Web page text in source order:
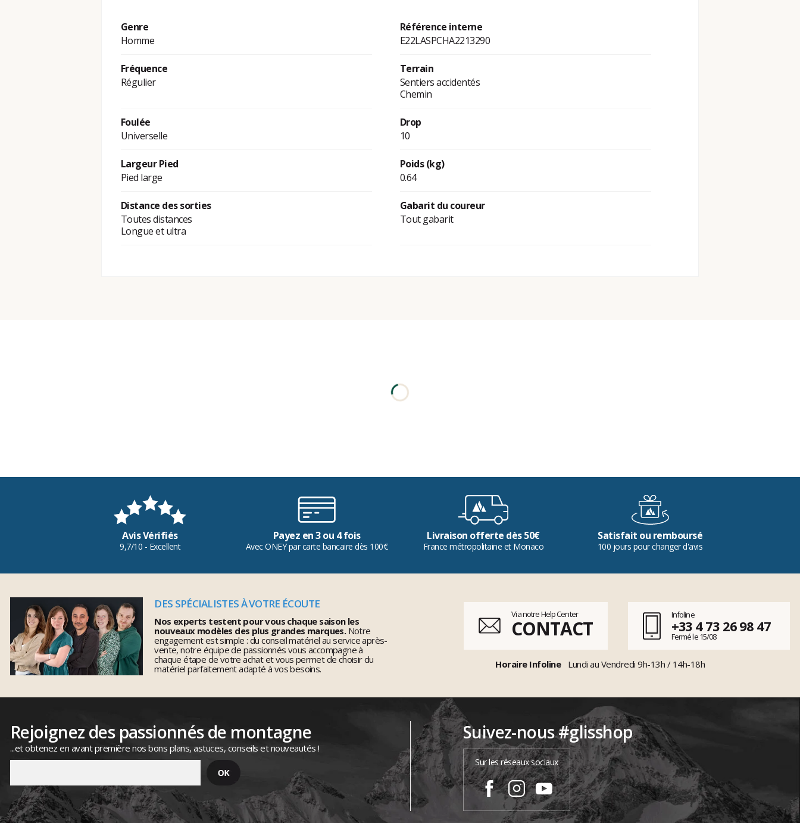
Genre
Homme
Référence interne
E22LASPCHA2213290
Fréquence
Régulier
Terrain
Sentiers accidentés
Chemin
Foulée
Universelle
Drop
10
Largeur Pied
Pied large
Poids (kg)
0.64
Distance des sorties
Toutes distances
Longue et ultra
Gabarit du coureur
Tout gabarit
Avis Vérifiés
9,7/10 - Excellent
Payez en 3 ou 4 fois
Avec ONEY par carte bancaire dès 100€
Livraison offerte dès 50€
France métropolitaine et Monaco
Satisfait ou remboursé
100 jours pour changer d'avis
DES SPÉCIALISTES À VOTRE ÉCOUTE
Nos experts testent pour vous chaque saison les
nouveaux modèles des plus grandes marques.Notre
engagement est simple : du conseil matériel au service après-
vente, notre équipe de passionnés vous accompagne à
chaque étape de votre achat et vous permet de choisir du
matériel parfaitement adapté à vos besoins.
Via notre Help Center
CONTACT
Infoline
+33 4 73 26 98 47
Fermé le 15/08
Horaire Infoline Lundi au Vendredi 9h-13h / 14h-18h
Rejoignez des passionnés de montagne
...et obtenez en avant première nos bons plans, astuces, conseils et nouveautés !
Suivez-nous #glisshop
Sur les réseaux sociaux